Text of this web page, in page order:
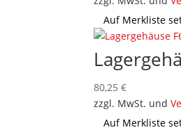
Auf Merkliste
80,25€
zzgl. MwSt. und
Auf Merkliste